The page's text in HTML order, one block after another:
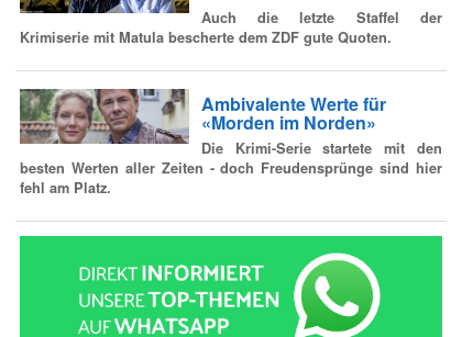
Auch die letzte Staffel der
Krimiserie mit Matula bescherte dem ZDF gute Quoten.
Ambivalente Werte für
«Morden im Norden»
Die Krimi-Serie startete mit den
besten Werten aller Zeiten - doch Freudensprünge sind hier
fehl am Platz.